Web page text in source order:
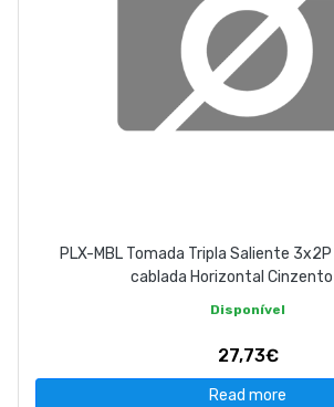
PLX-MBL Tomada Tripla Saliente
cablada Horizontal Cinzento
Disponível
27,73€
Read more